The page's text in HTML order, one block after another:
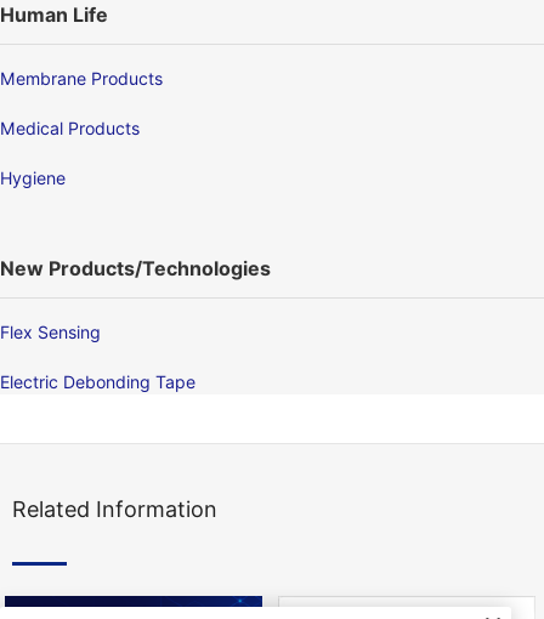
Human Life
Membrane Products
Medical Products
Hygiene
New Products/Technologies
Flex Sensing
Electric Debonding Tape
Related Information